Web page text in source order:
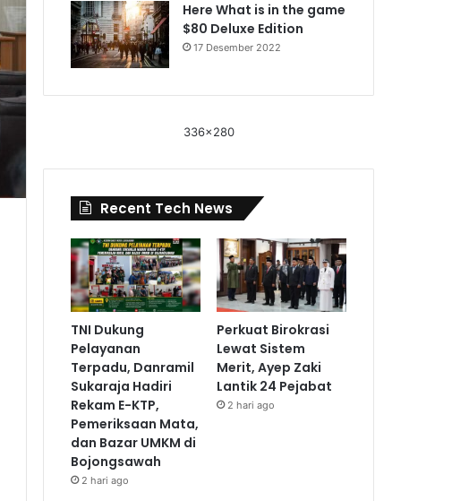
Here What is in the game
$80 Deluxe Edition
17 Desember 2022
336x280
Recent Tech News
TNI Dukung
Pelayanan
Terpadu, Danramil
Sukaraja Hadiri
Rekam E-KTP,
Pemeriksaan Mata,
dan Bazar UMKM di
Bojongsawah
2 hari ago
Perkuat Birokrasi
Lewat Sistem
Merit, Ayep Zaki
Lantik 24 Pejabat
2 hari ago